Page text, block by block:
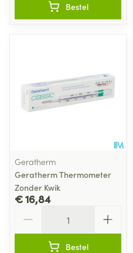
Bestel
Geratherm
Geratherm Thermometer
Zonder Kwik
€ 16,84
Bestel